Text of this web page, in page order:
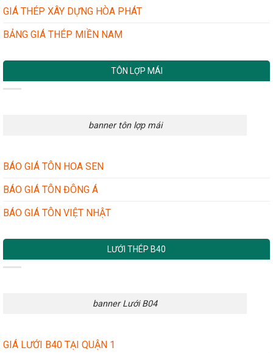
GIẢN
MÀ
GIÁ THÉP XÂY DỰNG HÒA PHÁT
BẢNG GIÁ THÉP MIỀN NAM
TÔN LỢP MÁI
banner tôn lợp mái
BÁO GIÁ TÔN HOA SEN
BÁO GIÁ TÔN ĐÔNG Á
BÁO GIÁ TÔN VIỆT NHẬT
LƯỚI THÉP B40
banner Lưới B04
GIÁ LƯỚI B40 TẠI QUẬN 1